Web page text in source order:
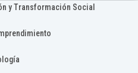
y Transformación Social